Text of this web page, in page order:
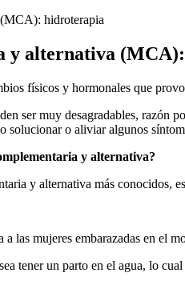
y alternativa
físicos y hormonales que
ser muy desagradables,
solucionar o aliviar algunos
y alternativa?
y alternativa más conocidos,
las mujeres embarazadas en el
tener un parto en el agua, lo